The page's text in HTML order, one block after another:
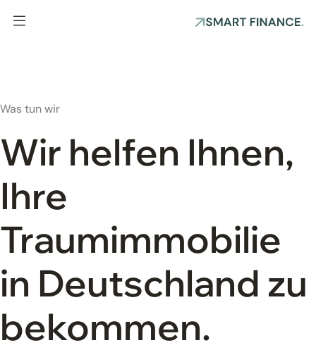
Was tun wir
Wir helfen Ihnen,
Ihre
Traumimmobilie
in Deutschland zu
bekommen.